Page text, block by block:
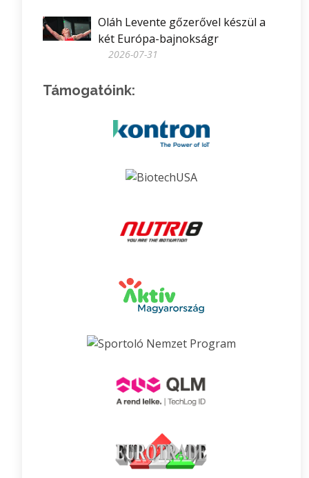
Oláh Levente gőzerővel készül a
két Európa-bajnokságr
2026-07-31
Támogatóink: